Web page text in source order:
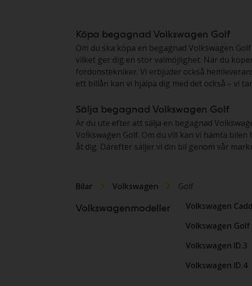
Köpa begagnad Volkswagen Golf
Om du ska köpa en begagnad Volkswagen
vilket ger dig en stor valmöjlighet. När du
fordonstekniker. Vi erbjuder också
ett billån kan vi hjälpa dig med det också – vi
Sälja begagnad Volkswagen Golf
Är du ute efter att sälja en begagnad
Volkswagen Golf. Om du vill kan vi hämta
åt dig. Därefter säljer vi din bil genom vår
Bilar Volkswagen Golf
Volkswagenmodeller
Volkswagen
Volkswagen Golf
Volkswagen ID.3
Volkswagen ID.4